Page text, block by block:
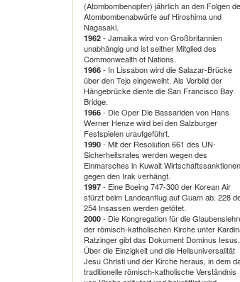
(Atombombenopfer) jährlich an den Folgen
Atombombenabwürfe auf Hiroshima und
Nagasaki.
1962 - Jamaika wird von Großbritannien
unabhängig und ist seither Mitglied des
Commonwealth of Nations.
1966 - In Lissabon wird die Salazar-Brücke
über den Tejo eingeweiht. Als Vorbild der
Hängebrücke diente die San Francisco Bay
Bridge.
1966 - Die Oper Die Bassariden von Hans
Werner Henze wird bei den Salzburger
Festspielen uraufgeführt.
1990 - Mit der Resolution 661 des UN-
Sicherheitsrates werden wegen des
Einmarsches in Kuwait Wirtschaftssanktionen
gegen den Irak verhängt.
1997 - Eine Boeing 747-300 der Korean Air
stürzt beim Landeanflug auf Guam ab. 228
254 Insassen werden getötet.
2000 - Die Kongregation für die
der römisch-katholischen Kirche unter
Ratzinger gibt das Dokument Dominus Iesus,
Über die Einzigkeit und die Heilsuniversalität
Jesu Christi und der Kirche heraus, in dem
traditionelle römisch-katholische Verständnis